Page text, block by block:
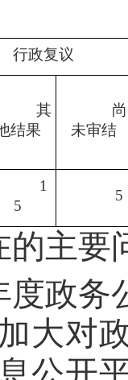
行政复议
其
结果
尚
未审结
1
5
5
的主要
度政务
大对